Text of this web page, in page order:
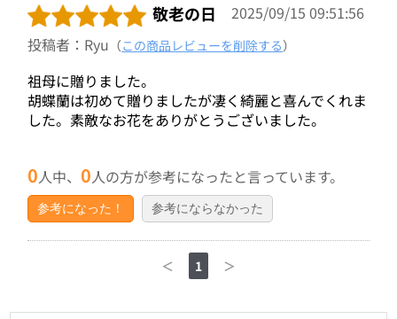
敬老の日
2025/09/15 09:51:56
投稿者：Ryu （この商品レビューを削除する）
祖母に贈りました。
胡蝶蘭は初めて贈りましたが凄く綺麗と喜んでくれま
した。素敵なお花をありがとうございました。
0人中、0人の方が参考になったと言っています。
参考になった！ 参考にならなかった
＜ 1 ＞